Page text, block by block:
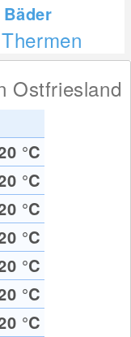
Ostfriesland
°C
°C
°C
°C
°C
°C
°C